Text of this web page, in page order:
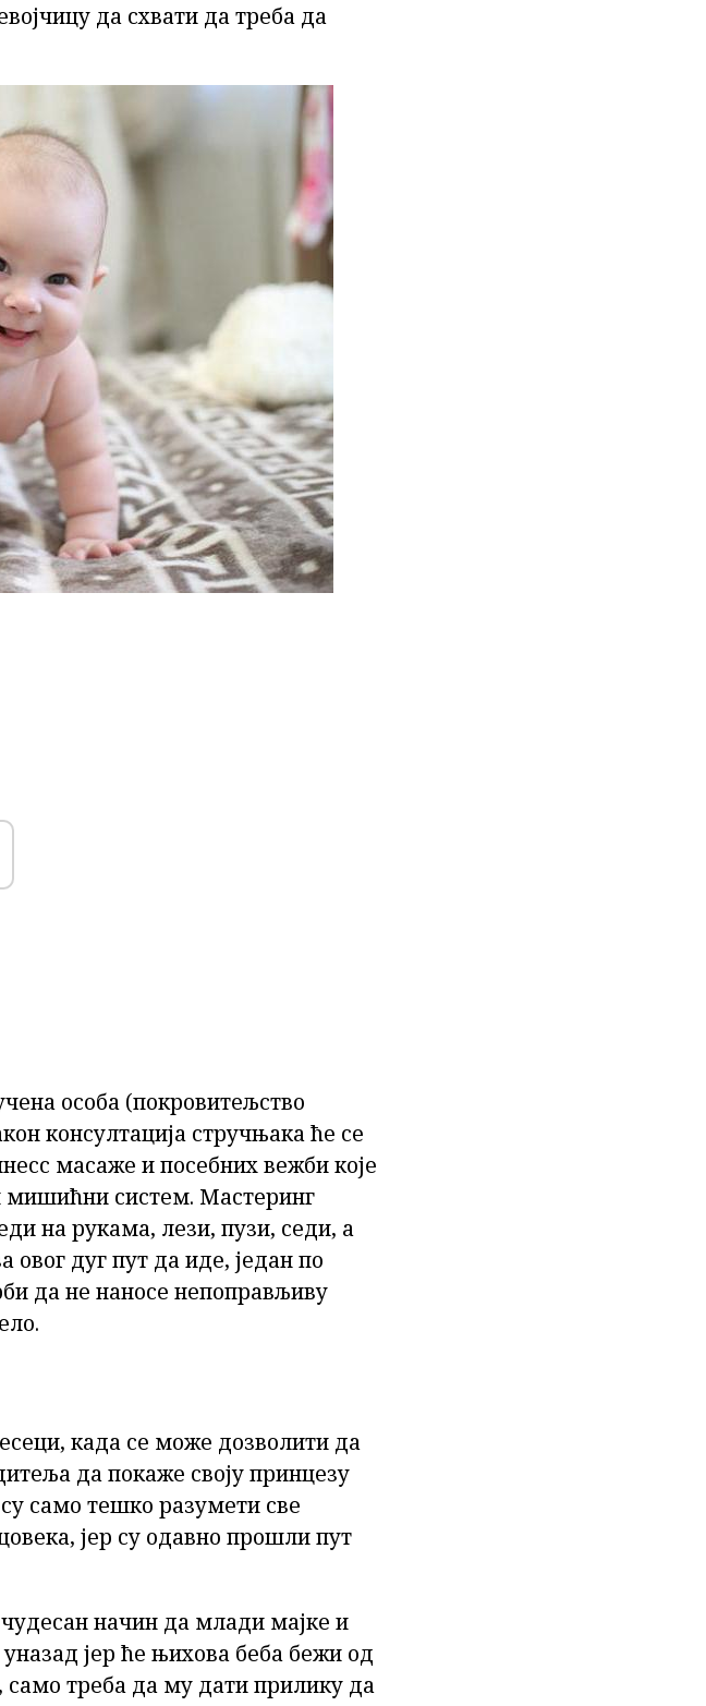
да схвати да треба да
особа (покровитељство
консултација стручњака ће се
масаже и посебних вежби које
мишићни систем. Мастеринг
на рукама, лези, пузи, седи, а
овог дуг пут да иде, један по
да не наносе непоправљиву
када се може дозволити да
да покаже своју принцезу
само тешко разумети све
јер су одавно прошли пут
начин да млади мајке и
јер ће њихова беба бежи од
треба да му дати прилику да